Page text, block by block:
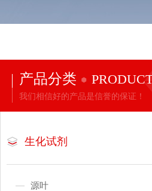
产品分类
我们相信好的产品是信誉的保证！
生化试剂
源叶